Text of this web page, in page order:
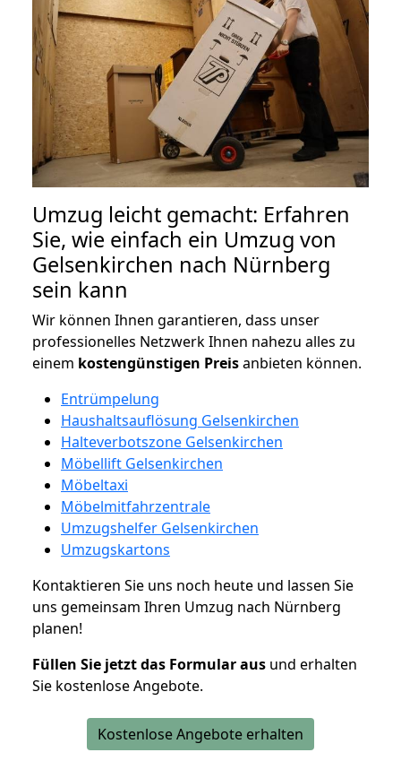
Umzug leicht gemacht: Erfahren
Sie, wie einfach ein Umzug von
Gelsenkirchen nach Nürnberg
sein kann
Wir können Ihnen garantieren, dass unser
professionelles Netzwerk Ihnen nahezu alles zu
einem kostengünstigen Preisanbieten können.
Entrümpelung
Haushaltsauflösung Gelsenkirchen
Halteverbotszone Gelsenkirchen
Möbellift Gelsenkirchen
Möbeltaxi
Möbelmitfahrzentrale
Umzugshelfer Gelsenkirchen
Umzugskartons
Kontaktieren Sie uns noch heute und lassen Sie
uns gemeinsam Ihren Umzug nach Nürnberg
planen!
Füllen Sie jetzt das Formular aus und erhalten
Sie kostenlose Angebote.
Kostenlose Angebote erhalten